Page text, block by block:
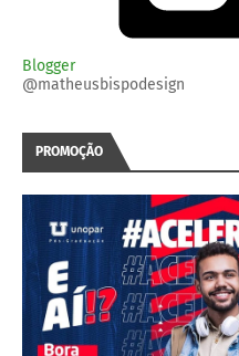
Blogger
@matheusbispodesign
PROMOÇÃO